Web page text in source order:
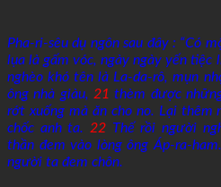
Pha-ri-sêu dụ ngôn sau đây : “Có
lụa là gấm vóc, ngày ngày yến tiệc
nghèo khó tên là La-da-rô, mụn
ông nhà giàu, 21 thèm được
rớt xuống mà ăn cho no. Lại thêm
chốc anh ta. 22 Thế rồi người
thần đem vào lòng ông Áp-ra-
người ta đem chôn.